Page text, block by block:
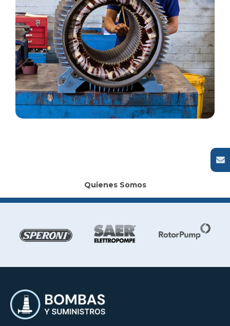
Quienes Somos